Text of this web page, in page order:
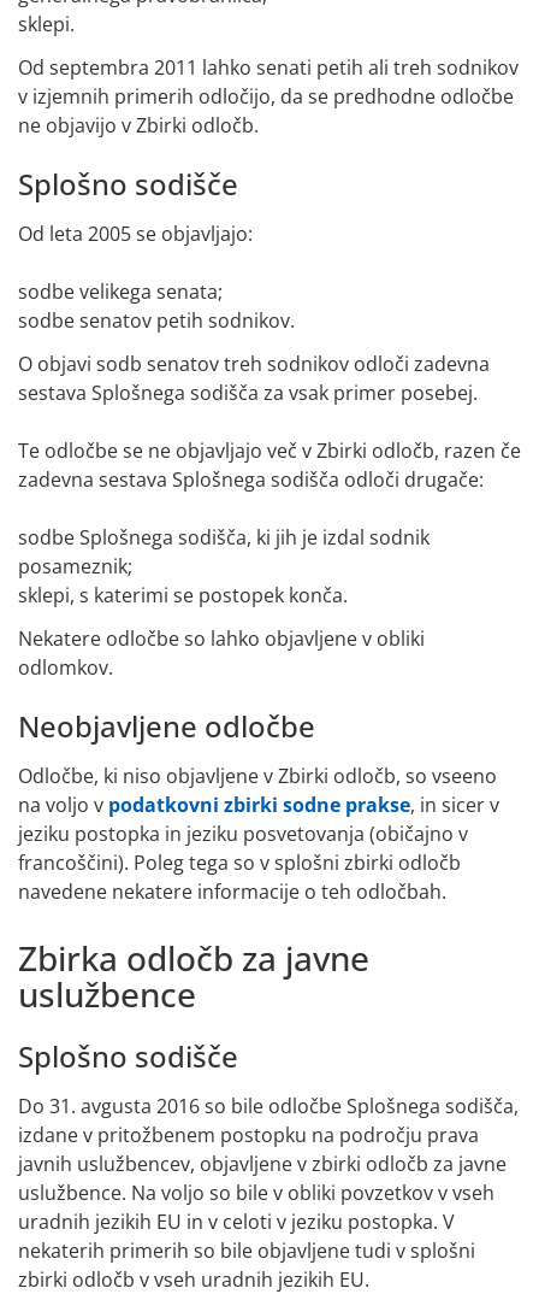
sklepi.
Od septembra 2011 lahko senati petih ali treh sodnikov
v izjemnih primerih odločijo, da se predhodne odločbe
ne objavijo v Zbirki odločb.
Splošno sodišče
Od leta 2005 se objavljajo:
sodbe velikega senata;
sodbe senatov petih sodnikov.
O objavi sodb senatov treh sodnikov odloči zadevna
sestava Splošnega sodišča za vsak primer posebej.
Te odločbe se ne objavljajo več v Zbirki odločb, razen če
zadevna sestava Splošnega sodišča odloči drugače:
sodbe Splošnega sodišča, ki jih je izdal sodnik
posameznik;
sklepi, s katerimi se postopek konča.
Nekatere odločbe so lahko objavljene v obliki
odlomkov.
Neobjavljene odločbe
Odločbe, ki niso objavljene v Zbirki odločb, so vseeno
na voljo v podatkovni zbirki sodne prakse, in sicer v
jeziku postopka in jeziku posvetovanja (običajno v
francoščini). Poleg tega so v splošni zbirki odločb
navedene nekatere informacije o teh odločbah.
Zbirka odločb za javne
uslužbence
Splošno sodišče
Do 31. avgusta 2016 so bile odločbe Splošnega sodišča,
izdane v pritožbenem postopku na področju prava
javnih uslužbencev, objavljene v zbirki odločb za javne
uslužbence. Na voljo so bile v obliki povzetkov v vseh
uradnih jezikih EU in v celoti v jeziku postopka. V
nekaterih primerih so bile objavljene tudi v splošni
zbirki odločb v vseh uradnih jezikih EU.